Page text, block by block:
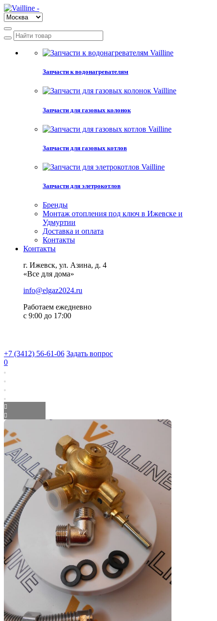
Запчасти к водонагревателям
Запчасти для газовых колонок
Запчасти для газовых котлов
Запчасти для элетрокотлов
Бренды
Монтаж отопления под ключ в Ижевске и
Удмуртии
Доставка и оплата
Контакты
Контакты
г. Ижевск, ул. Азина, д. 4
«Все для дома»
info@elgaz2024.ru
Работаем eжедневно
с 9:00 до 17:00
+7 (3412) 56-61-06 Задать вопрос
0